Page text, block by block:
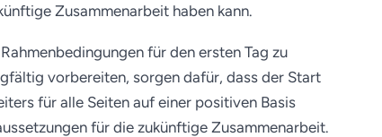
Zusammenarbeit haben kann.
für den ersten Tag zu
vorbereiten, sorgen dafür, dass der Start
für alle Seiten auf einer positiven Basis
für die zukünftige Zusammenarbeit.